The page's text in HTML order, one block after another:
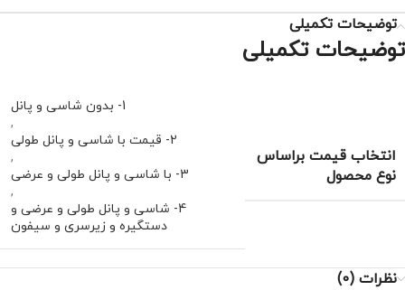
توضیحات تکمیلی
توضیحات تکمیلی
انتخاب قیمت براساس
نوع محصول
1- بدون شاسی و پانل
,
2- قیمت با شاسی و پانل طولی
,
3- با شاسی و پانل طولی و عرضی
,
4- شاسی و پانل طولی و عرضی و
دستگیره و زیرسری و سیفون
نظرات (0)